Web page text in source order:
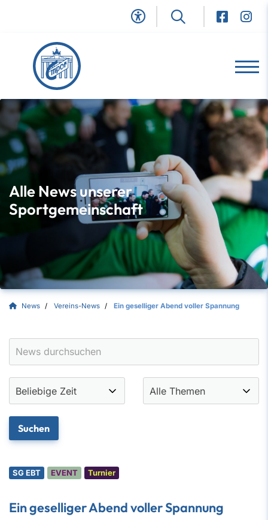
Alle News unserer
Sportgemeinschaft
News Vereins-News Ein geselliger Abend voller Spannung
SG EBT EVENT Turnier
Ein geselliger Abend voller Spannung